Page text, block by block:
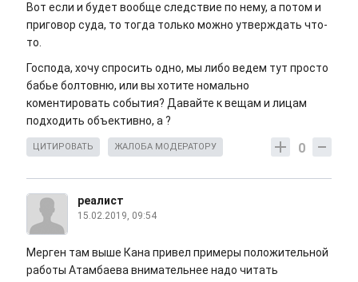
Вот если и будет вообще следствие по нему, а потом и
приговор суда, то тогда только можно утверждать что-
то.
Господа, хочу спросить одно, мы либо ведем тут просто
бабье болтовню, или вы хотите номально
коментировать события? Давайте к вещам и лицам
подходить объективно, а ?
0
ЦИТИРОВАТЬ ЖАЛОБА МОДЕРАТОРУ
реалист
15.02.2019, 09:54
Мерген там выше Кана привел примеры положительной
работы Атамбаева внимательнее надо читать